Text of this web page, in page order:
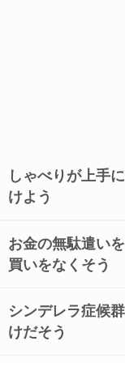
しゃべりが上手
けよう
お金の無駄遣い
買いをなくそう
シンデレラ症候
けだそう